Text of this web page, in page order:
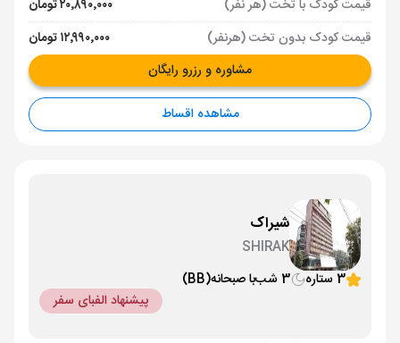
قیمت کودک با تخت (هر نفر)
۲۰٬۸۹۰٬۰۰۰ تومان
قیمت کودک بدون تخت (هرنفر)
۱۲٬۹۹۰٬۰۰۰ تومان
مشاوره و رزرو رایگان
مشاهده اقساط
شیراک
SHIRAK
3 ستاره
3 شب با صبحانه(BB)
پیشنهاد الفبای سفر